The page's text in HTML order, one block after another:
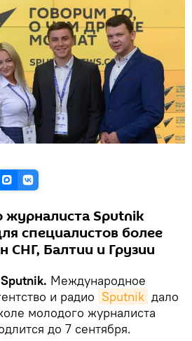
Sputnik
специалистов более
СНГ, Балтии и Грузии
Sputnik. Международное
и радио Sputnik дало
молодого журналиста
до 7 сентября.